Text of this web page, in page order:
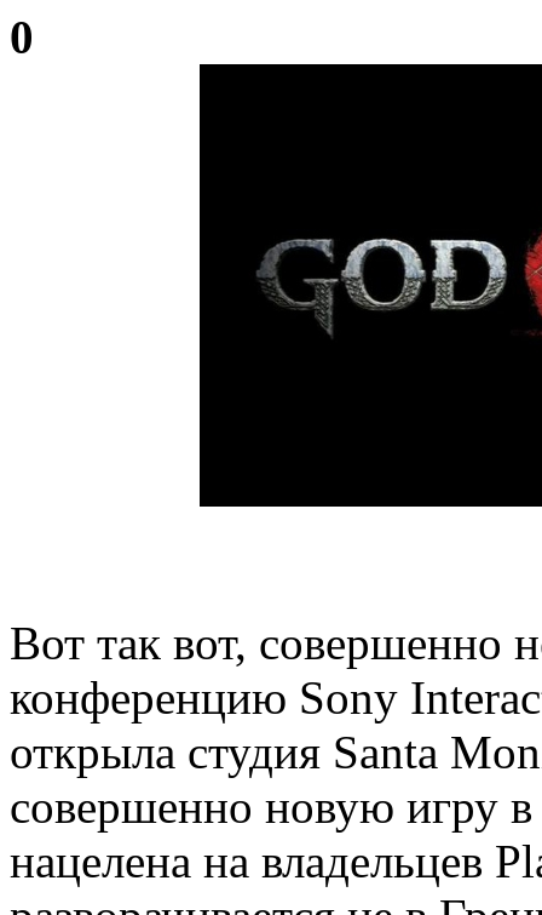
0
Вот так вот, совершенно
конференцию Sony
открыла студия Santa
совершенно новую игру
нацелена на владельцев